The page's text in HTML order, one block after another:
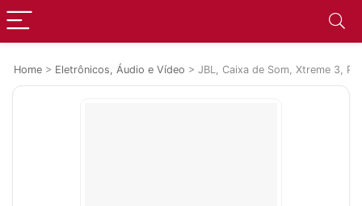
Home > Eletrônicos, Áudio e Vídeo > JBL, Caixa de Som, Xtreme 3,